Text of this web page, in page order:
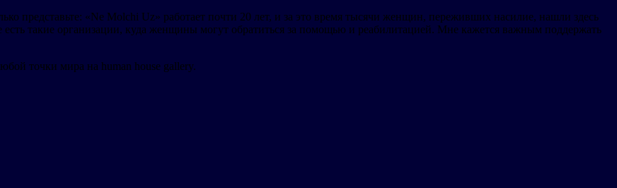
представьте: «Ne Molchi Uz» работает почти 20 лет, и за это время тысячи женщин, переживших насилие, нашли здесь
такие организации, куда женщины могут обратиться за помощью и реабилитацией. Мне кажется важным поддержать
точки мира на human house gallery.